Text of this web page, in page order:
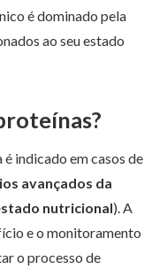
é dominado pela
ao seu estado
indicado em casos de
avançados da
nutricional).A
e o monitoramento
o processo de